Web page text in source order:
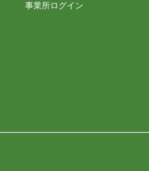
事業所ログイン